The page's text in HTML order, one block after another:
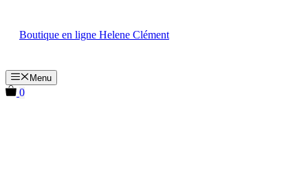
contenu
Boutique en ligne Helene Clément
Menu
0